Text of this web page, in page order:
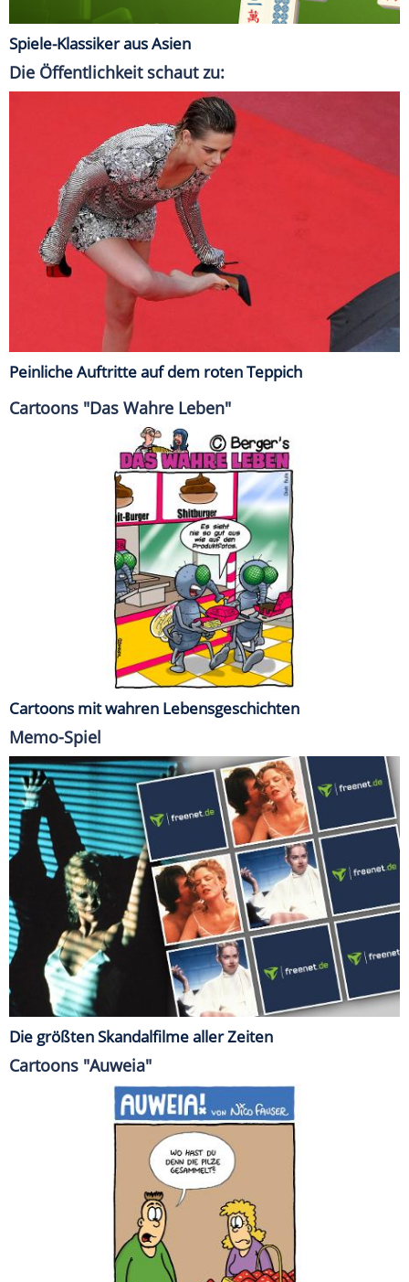
Spiele-Klassiker aus Asien
Die Öffentlichkeit schaut zu:
Peinliche Auftritte auf dem roten Teppich
Cartoons "Das Wahre Leben"
Cartoons mit wahren Lebensgeschichten
Memo-Spiel
Die größten Skandalfilme aller Zeiten
Cartoons "Auweia"